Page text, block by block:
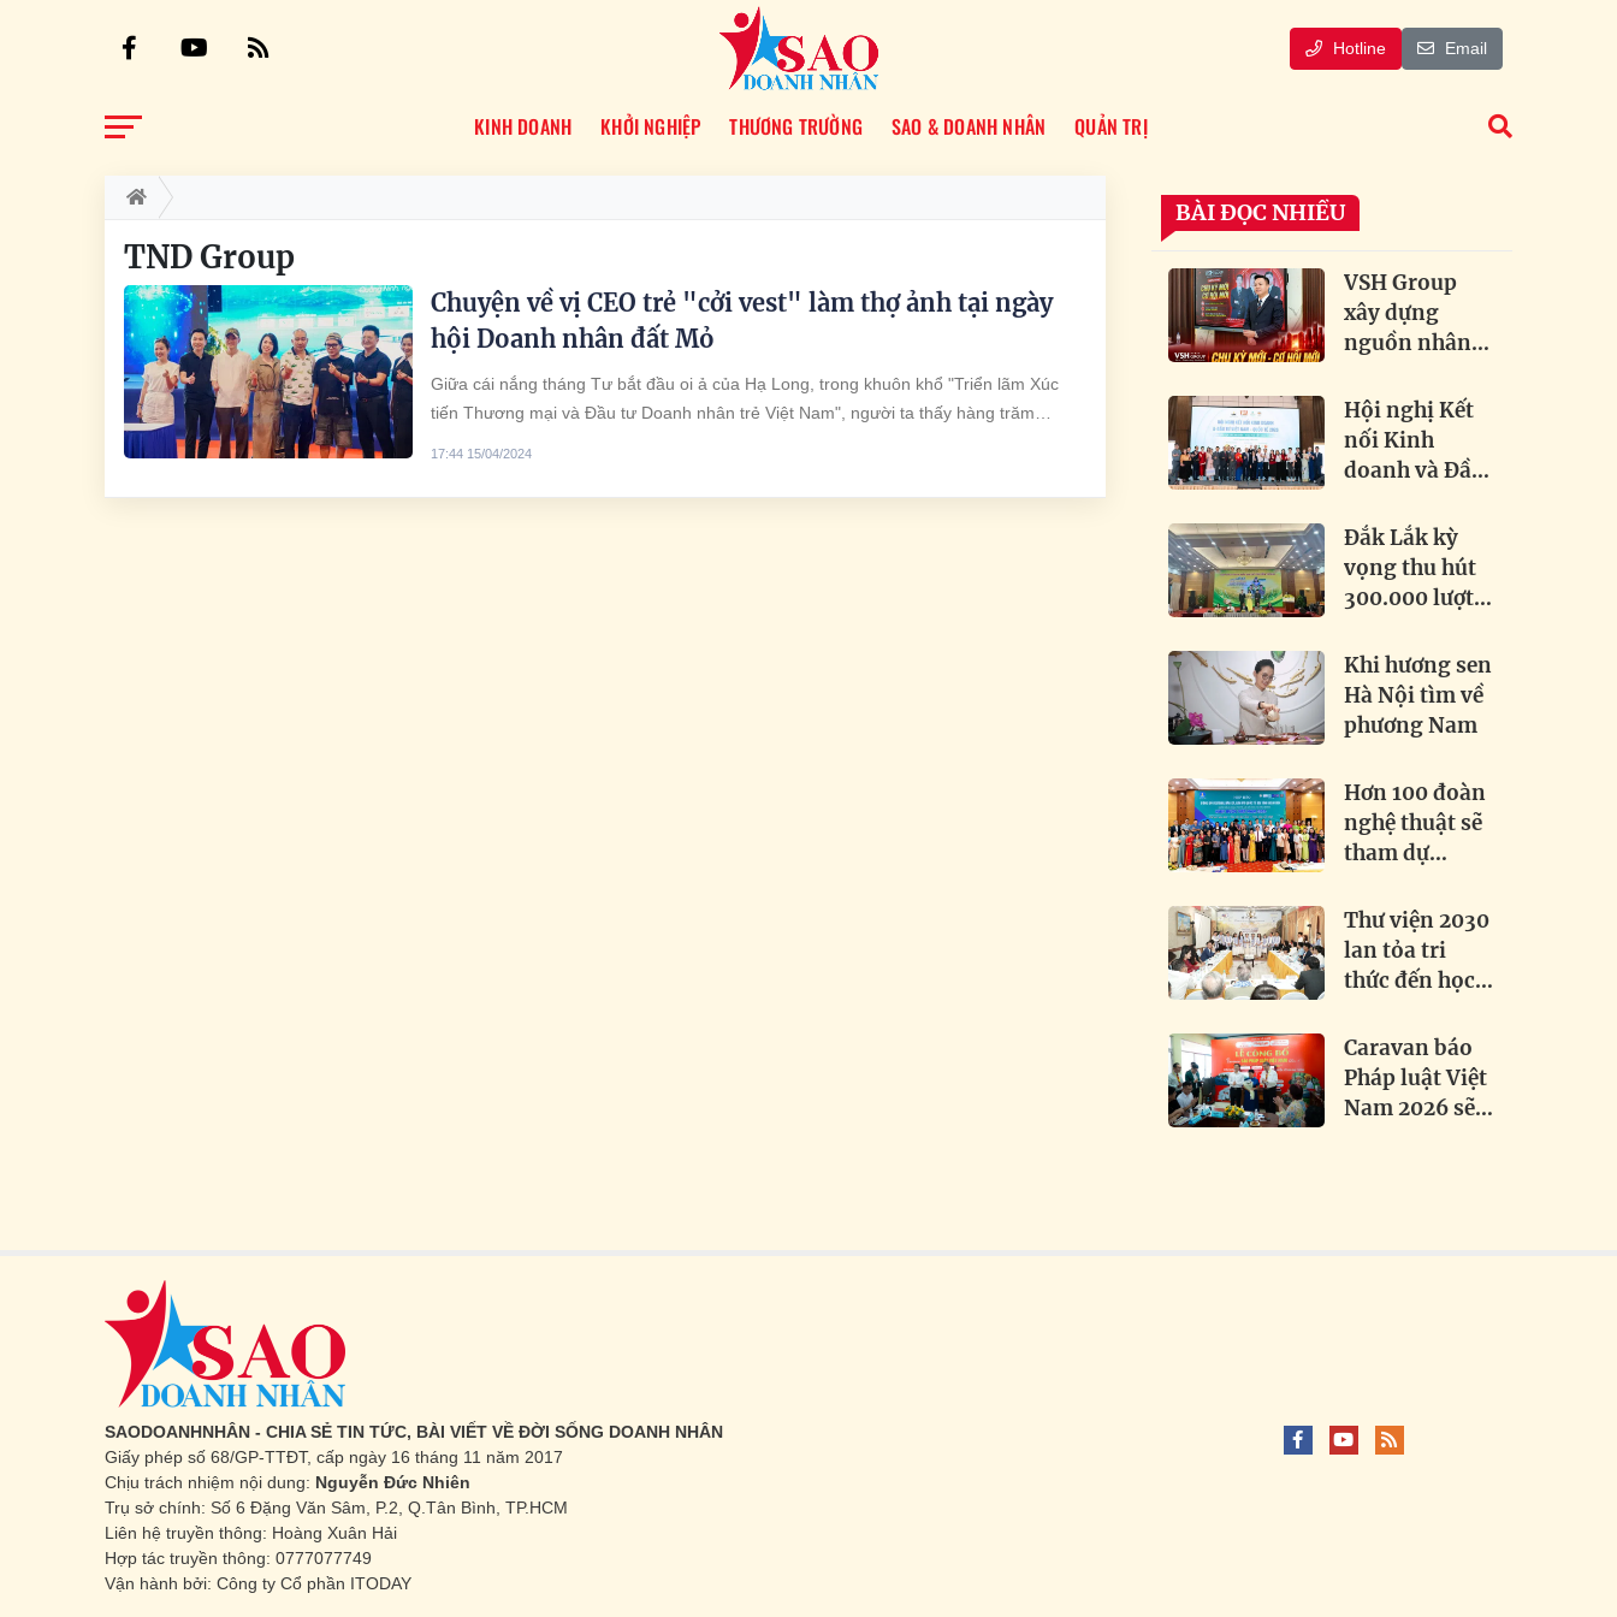
Hotline Email
KINH DOANH KHỞI NGHIỆP THƯƠNG TRƯỜNG SAO & DOANH NHÂN QUẢN TRỊ
TND Group
Chuyện về vị CEO trẻ "cởi vest" làm thợ ảnh tại ngày
hội Doanh nhân đất Mỏ
Giữa cái nắng tháng Tư bắt đầu oi ả của Hạ Long, trong khuôn khổ "Triển lãm Xúc
tiến Thương mại và Đầu tư Doanh nhân trẻ Việt Nam", người ta thấy hàng trăm
đàm, chân chạy như con thoi, vừa chỉ đạo ê-kíp, vừa cúi người chỉnh lại tà áo dài cho
17:44 15/04/2024
BÀI ĐỌC NHIỀU
VSH Group
xây dựng
nguồn nhân
cao đón dầu
xu hướng bất
động sản
Hội nghị Kết
nối Kinh
doanh và Đầu
Quốc tế 2026:
Khai phá tiềm
năng, thúc
toàn cầu
Đắk Lắk kỳ
vọng thu hút
300.000 lượt
hội Sầu riêng
2026
Khi hương sen
Hà Nội tìm về
phương Nam
Hơn 100 đoàn
nghệ thuật sẽ
tham dự
ca Dân vũ
Quốc tế 2026
tại Điện Biên
Thư viện 2030
lan tỏa tri
thức đến học
Lào tại
Attapeu
Caravan báo
Pháp luật Việt
Nam 2026 sẽ
SAODOANHNHÂN - CHIA SẺ TIN TỨC, BÀI VIẾT VỀ ĐỜI SỐNG DOANH NHÂN
Giấy phép số 68/GP-TTĐT, cấp ngày 16 tháng 11 năm 2017
Chịu trách nhiệm nội dung: Nguyễn Đức Nhiên
Trụ sở chính: Số 6 Đặng Văn Sâm, P.2, Q.Tân Bình, TP.HCM
Liên hệ truyền thông: Hoàng Xuân Hải
Hợp tác truyền thông: 0777077749
Vận hành bởi: Công ty Cổ phần ITODAY